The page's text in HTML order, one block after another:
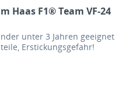
Haas F1® Team VF-24
unter 3 Jahren geeignet.
Erstickungsgefahr!